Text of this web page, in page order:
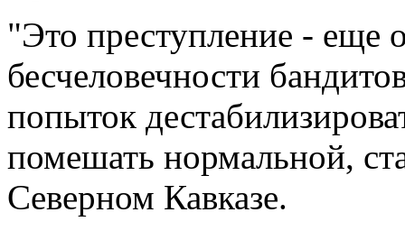
"Это преступление - еще
бесчеловечности
попыток
помешать нормальной,
Северном Кавказе.